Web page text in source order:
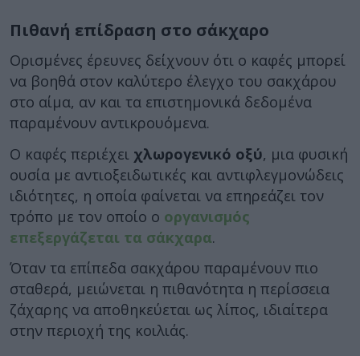
Πιθανή επίδραση στο σάκχαρο
Ορισμένες έρευνες δείχνουν ότι ο καφές μπορεί
να βοηθά στον καλύτερο έλεγχο του σακχάρου
στο αίμα, αν και τα επιστημονικά δεδομένα
παραμένουν αντικρουόμενα.
Ο καφές περιέχει χλωρογενικό οξύ, μια φυσική
ουσία με αντιοξειδωτικές και αντιφλεγμονώδεις
ιδιότητες, η οποία φαίνεται να επηρεάζει τον
τρόπο με τον οποίο ο οργανισμός
επεξεργάζεται τα σάκχαρα.
Όταν τα επίπεδα σακχάρου παραμένουν πιο
σταθερά, μειώνεται η πιθανότητα η περίσσεια
ζάχαρης να αποθηκεύεται ως λίπος, ιδιαίτερα
στην περιοχή της κοιλιάς.